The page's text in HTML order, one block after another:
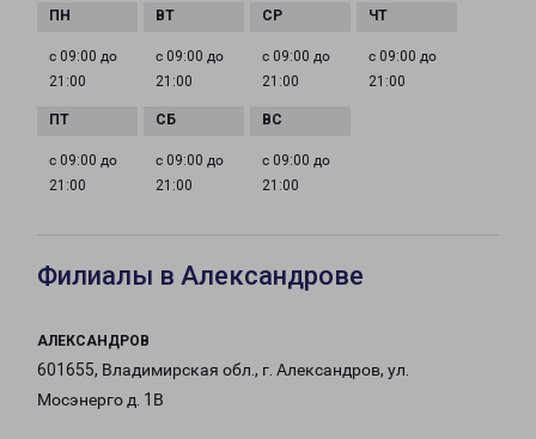
с 09:00 до
21:00
с 09:00 до
21:00
с 09:00 до
21:00
с 09:00 до
21:00
с 09:00 до
21:00
с 09:00 до
21:00
с 09:00 до
21:00
Филиалы в Александрове
АЛЕКСАНДРОВ
601655, Владимирская обл., г. Александров, ул.
Мосэнерго д. 1В